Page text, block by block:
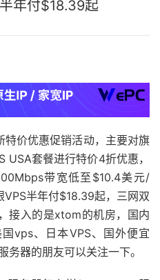
年付$18.39起
价优惠促销活动，主要对旗
套餐进行特价4折优惠，
带宽低至$10.4美元/
半年付$18.39起，三网双
接入的是xtom的机房，国内
vps、日本VPS、国外便宜
器的朋友可以关注一下。